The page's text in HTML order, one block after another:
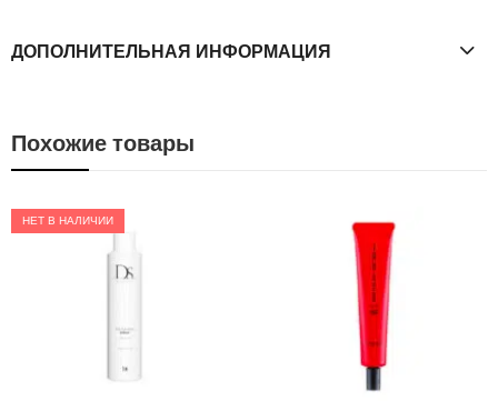
ДОПОЛНИТЕЛЬНАЯ ИНФОРМАЦИЯ
Похожие товары
НЕТ В НАЛИЧИИ